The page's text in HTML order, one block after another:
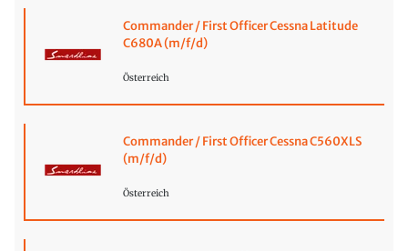
Commander / First Officer Cessna Latitude
C680A (m/f/d)
Österreich
Commander / First Officer Cessna C560XLS
(m/f/d)
Österreich